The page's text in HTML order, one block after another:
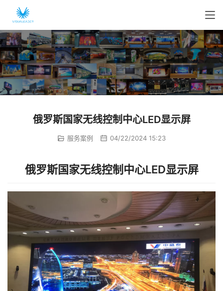
俄罗斯国家无线控制中心LED显示屏
服务案例 04/22/2024 15:23
俄罗斯国家无线控制中心LED显示屏